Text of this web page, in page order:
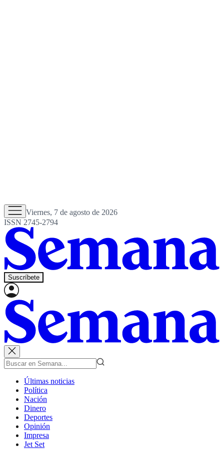
Viernes, 7 de agosto de 2026
ISSN 2745-2794
Suscríbete
Últimas noticias
Política
Nación
Dinero
Deportes
Opinión
Impresa
Jet Set